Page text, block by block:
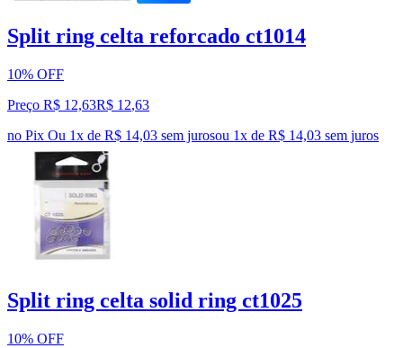
Split ring celta reforcado ct1014
10% OFF
Preço R$ 12,63R$ 12,63
no Pix Ou 1x de R$ 14,03 sem jurosou 1x de R$ 14,03 sem juros
Split ring celta solid ring ct1025
10% OFF